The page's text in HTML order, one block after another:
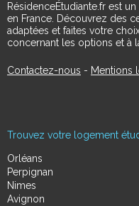
RésidenceÉtudiante.fr est
en France. Découvrez des
adaptées et faites votre
concernant les options et à
Contactez-nous - Mentions
Trouvez votre logement
Orléans
Perpignan
Nimes
Avignon